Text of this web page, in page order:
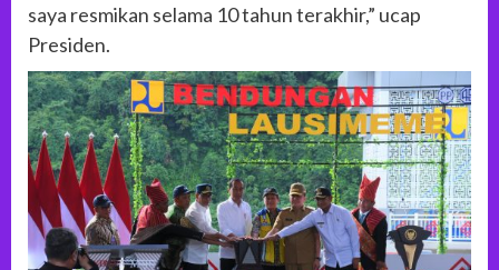
saya resmikan selama 10 tahun terakhir,” ucap
Presiden.